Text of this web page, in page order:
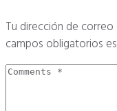
Tu dirección de
campos obligatorios